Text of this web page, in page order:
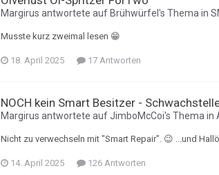
Margirus antwortete auf Brühwürfel 's Thema in
Musste kurz zweimal lesen 😁
18. April 2025 17 Antworten
NOCH kein Smart Besitzer -
Margirus antwortete aufJimboMcCoi's Thema in
Nicht zu verwechseln mit "Smart Repair". 😉 ...und
14. April 2025 126 Antworten